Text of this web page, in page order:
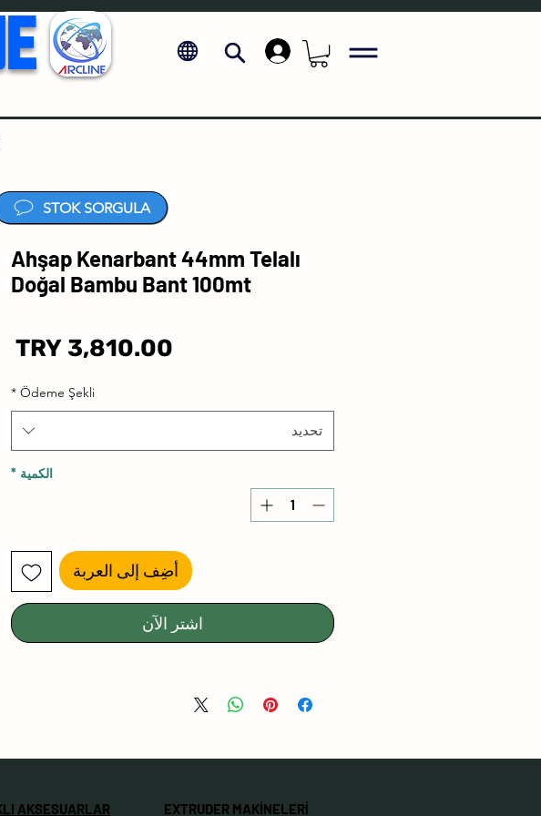
.
Ahşap Kenarbant 44mm Telalı
Doğal Bambu Bant 100mt
Ödeme Şekli
*
تحديد
الكمية *
أضِف إلى العربة
اشترِ الآن
STOK SORGULA
AKSESUARLAR EXTRUDER MAKİNELERİ